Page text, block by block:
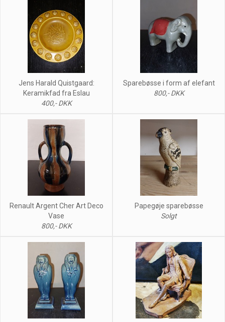
Jens Harald Quistgaard:
Keramikfad fra Eslau
400,- DKK
Sparebøsse i form af elefant
800,- DKK
Renault Argent Cher Art Deco
Vase
800,- DKK
Papegøje sparebøsse
Solgt